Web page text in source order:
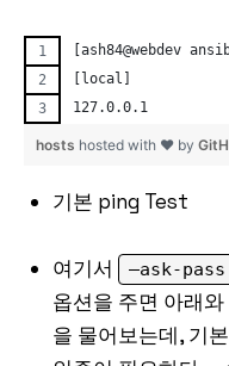
[ash84@webdev
[local]
127.0.0.1
hosts hosted with ❤ by
기본 ping Test
여기서 —ask-pass
옵션을 주면 아래
을 물어보는데, 기